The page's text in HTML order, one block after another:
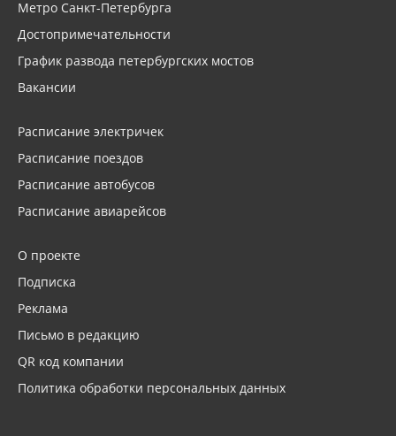
Метро Санкт-Петербурга
Достопримечательности
График развода петербургских мостов
Вакансии
Расписание электричек
Расписание поездов
Расписание автобусов
Расписание авиарейсов
О проекте
Подписка
Реклама
Письмо в редакцию
QR код компании
Политика обработки персональных данных